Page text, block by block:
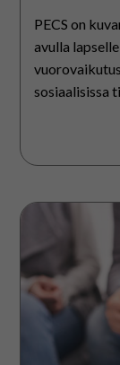
PECS on
avulla
sosiaalisissa
muissa
sivustoissa